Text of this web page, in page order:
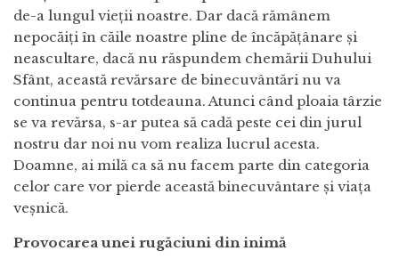
de-a lungul vieții noastre. Dar dacă rămânem
nepocăiți în căile noastre pline de încăpățânare și
neascultare, dacă nu răspundem chemării Duhului
Sfânt, această revărsare de binecuvântări nu va
continua pentru totdeauna. Atunci când ploaia târzie
se va revărsa, s-ar putea să cadă peste cei din jurul
nostru dar noi nu vom realiza lucrul acesta.
Doamne, ai milă ca să nu facem parte din categoria
celor care vor pierde această binecuvântare și viața
veșnică.
Provocarea unei rugăciuni din inimă